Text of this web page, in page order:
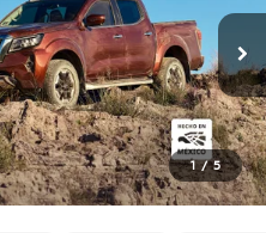
1 / 5